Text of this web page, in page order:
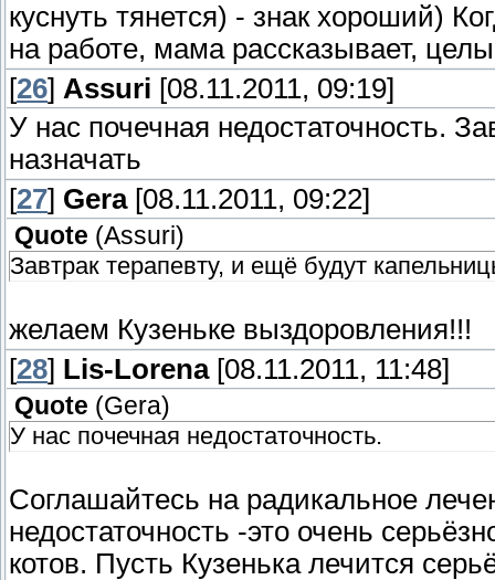
куснуть тянется) - знак хороший)
на работе, мама рассказывает,
[26] Assuri [08.11.2011, 09:19]
У нас почечная недостаточность.
назначать
[27] Gera[08.11.2011, 09:22]
Quote (Assuri)
Завтрак терапевту, и ещё будут
желаем Кузеньке выздоровления!!!
[28] Lis-Lorena[08.11.2011, 11:48]
Quote (Gera)
У нас почечная недостаточность.
Соглашайтесь на радикальное
недостаточность -это очень
котов. Пусть Кузенька лечится